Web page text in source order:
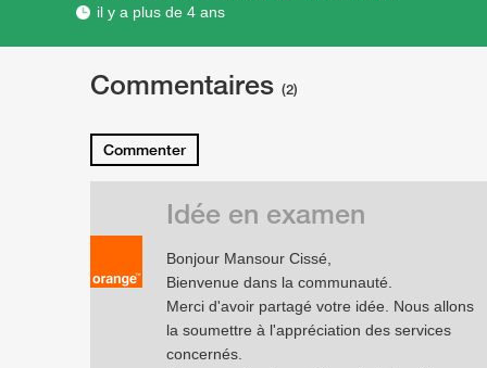
il y a plus de 4 ans
Commentaires (2)
Commenter
Bonjour Mansour Cissé,
Bienvenue dans la communauté.
Merci d'avoir partagé votre idée. Nous allons
la soumettre à l'appréciation des services
concernés.
Idée en examen